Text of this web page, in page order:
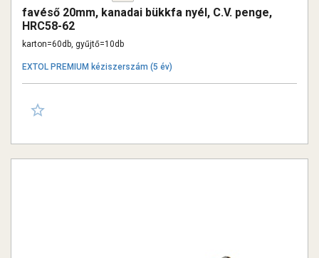
favéső 20mm, kanadai bükkfa nyél, C.V. penge,
HRC58-62
karton=60db, gyűjtő=10db
EXTOL PREMIUM kéziszerszám (5 év)